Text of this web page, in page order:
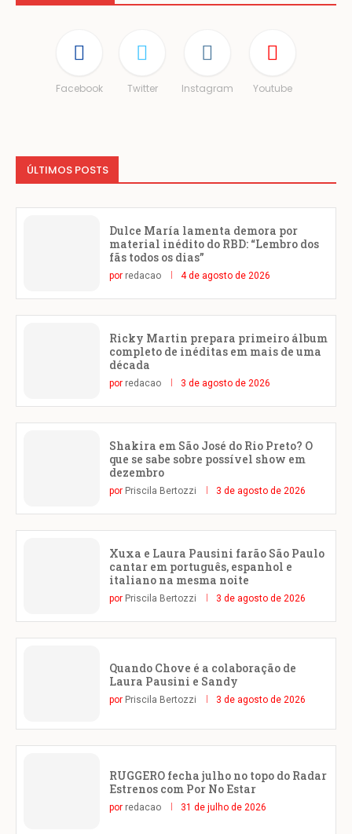
Facebook Twitter Instagram Youtube
ÚLTIMOS POSTS
Dulce María lamenta demora por
material inédito do RBD: “Lembro dos
fãs todos os dias”
por redacao 4 de agosto de 2026
Ricky Martin prepara primeiro álbum
completo de inéditas em mais de uma
década
por redacao 3 de agosto de 2026
Shakira em São José do Rio Preto? O
que se sabe sobre possível show em
dezembro
por Priscila Bertozzi 3 de agosto de 2026
Xuxa e Laura Pausini farão São Paulo
cantar em português, espanhol e
italiano na mesma noite
por Priscila Bertozzi 3 de agosto de 2026
Quando Chove é a colaboração de
Laura Pausini e Sandy
por Priscila Bertozzi 3 de agosto de 2026
RUGGERO fecha julho no topo do Radar
Estrenos com Por No Estar
por redacao 31 de julho de 2026